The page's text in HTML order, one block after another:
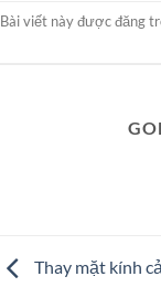
Bài viết này được đăng
Thay mặt kính